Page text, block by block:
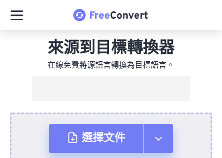
來源到目標轉換器
在線免費將源語言轉換為目標語言。
選擇文件